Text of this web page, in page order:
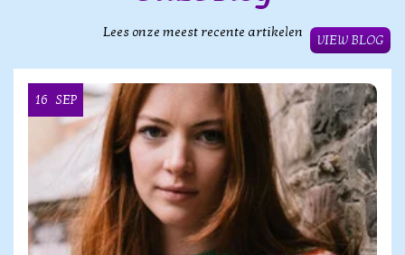
Lees onze meest recente artikelen
VIEW BLOG
16 SEP